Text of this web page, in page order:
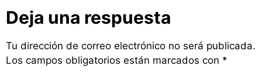
Deja una respuesta
Tu dirección de correo electrónico no será publicada.
Los campos obligatorios están marcados con *